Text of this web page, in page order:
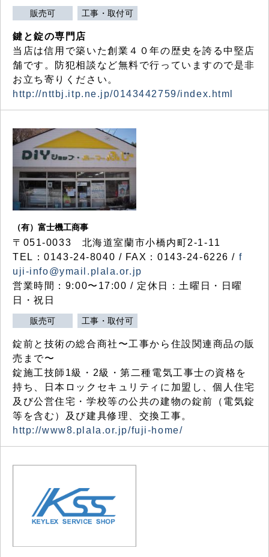
販売可 工事・取付可
鍵と錠の専門店
当店は信用で築いた創業４０年の歴史を誇る中堅店
舗です。防犯相談など無料で行っていますので是非
お立ち寄りください。
http://nttbj.itp.ne.jp/0143442759/index.html
（有）富士機工商事
〒051-0033 北海道室蘭市小橋内町2-1-11
TEL：0143-24-8040 / FAX：0143-24-6226 / f
uji-info@ymail.plala.or.jp
営業時間：9:00〜17:00 / 定休日：土曜日・日曜
日・祝日
販売可 工事・取付可
錠前と技術の総合商社〜工事から住設関連商品の販
売まで〜
錠施工技師1級・2級・第二種電気工事士の資格を
持ち、日本ロックセキュリティに加盟し、個人住宅
及び公営住宅・学校等の公共の建物の錠前（電気錠
等を含む）及び建具修理、交換工事。
http://www8.plala.or.jp/fuji-home/